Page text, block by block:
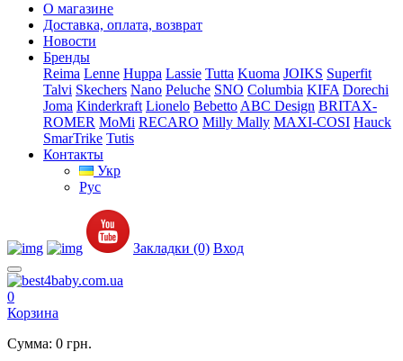
О магазине
Доставка, оплата, возврат
Новости
Бренды
Reima Lenne Huppa Lassie Tutta Kuoma JOIKS Superfit
Talvi Skechers Nano Peluche SNO Columbia KIFA Dorechi
Joma Kinderkraft Lionelo Bebetto ABC Design BRITAX-
ROMER MoMi RECARO Milly Mally MAXI-COSI Hauck
SmarTrike Tutis
Контакты
Укр
Рус
Закладки (0) Вход
0
Корзина
Сумма: 0 грн.